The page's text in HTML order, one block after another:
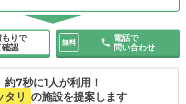
りで
確認
無料
電話で
問い合わせ
約7秒に1人が利用！
タリ の施設を提案します